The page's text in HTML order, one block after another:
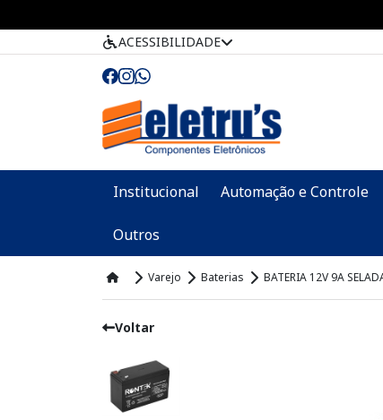
ACESSIBILIDADE
Institucional Automação e Controle
Outros
Varejo Baterias BATERIA 12V 9A
Voltar